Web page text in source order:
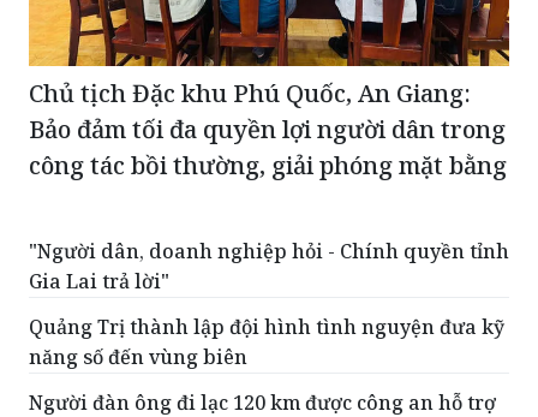
Chủ tịch Đặc khu Phú Quốc, An Giang:
Bảo đảm tối đa quyền lợi người dân trong
công tác bồi thường, giải phóng mặt bằng
"Người dân, doanh nghiệp hỏi - Chính quyền tỉnh
Gia Lai trả lời"
Quảng Trị thành lập đội hình tình nguyện đưa kỹ
năng số đến vùng biên
Người đàn ông đi lạc 120 km được công an hỗ trợ